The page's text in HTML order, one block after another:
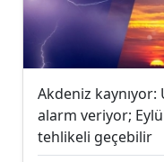
Akdeniz
alarm veriyor;
tehlikeli geçebilir